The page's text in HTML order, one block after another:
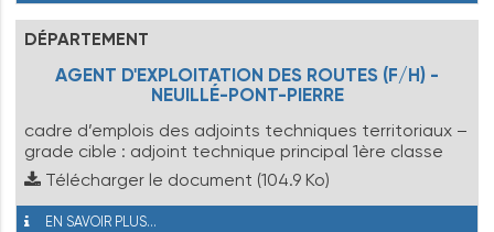
DÉPARTEMENT
AGENT D'EXPLOITATION DES ROUTES (F/H) -
NEUILLÉ-PONT-PIERRE
cadre d’emplois des adjoints techniques territoriaux –
grade cible : adjoint technique principal 1ère classe
Télécharger le document (104.9 Ko)
EN SAVOIR PLUS...